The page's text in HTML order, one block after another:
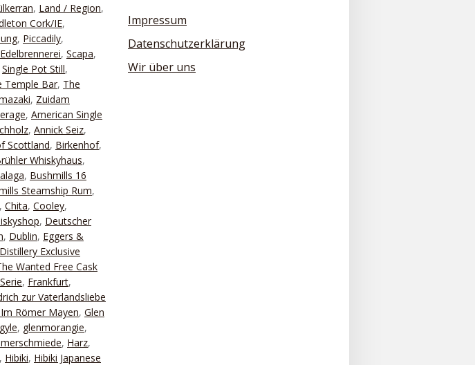
, Land / Region,
Cork/IE,
, Piccadily,
, Scapa,
Single Pot Still,
Temple Bar, The
, Zuidam
, American Single
, Annick Seiz,
Scottland, Birkenhof,
Whiskyhaus,
, Bushmills 16
Steamship Rum,
, Chita, Cooley,
, Deutscher
, Dublin, Eggers &
Exclusive
Wanted Free Cask
, Frankfurt,
zur Vaterlandsliebe
Römer Mayen, Glen
, glenmorangie,
, Harz,
, Hibiki, Hibiki Japanese
Impressum
Datenschutzerklärung
Wir über uns